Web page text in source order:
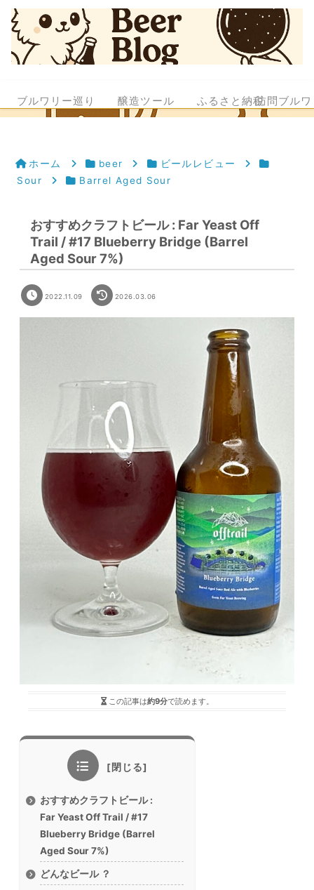
ブルワリー巡り 醸造ツール ふるさと納税訪問ブル
ホーム beer
ビールレビュー
Sour
Barrel Aged Sour
おすすめクラフトビール : Far Yeast Off
Trail / #17 Blueberry Bridge (Barrel
Aged Sour 7%)
2022.11.09 2026.03.06
この記事は約9分で読めます。
おすすめクラフトビール :
Far Yeast Off Trail / #17
Blueberry Bridge (Barrel
Aged Sour 7%)
どんなビール ？